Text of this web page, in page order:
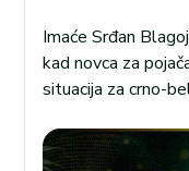
Imaće Srđan
kad novca za
situacija za crno-